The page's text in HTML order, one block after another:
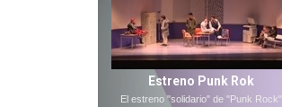
Estreno Punk Rok
El estreno "solidario" de "Punk Rock"